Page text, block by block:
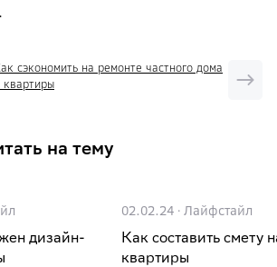
сэкономить на ремонте частного дома
квартиры
на тему
дизайн-
02.02.24 · Лайфстайл
Как составить смету
квартиры